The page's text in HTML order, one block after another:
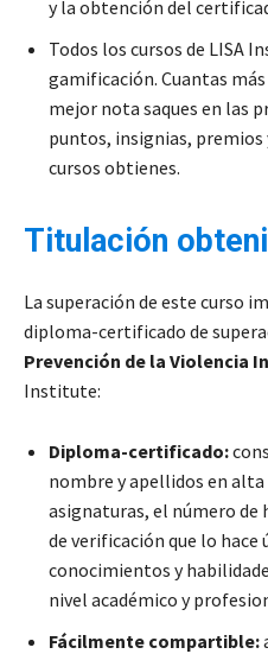
y la obtención del
Todos los cursos de LISA
gamificación. Cuantas más
mejor nota saques en las
puntos, insignias,
cursos obtienes.
Titulación
La superación de este curso
diploma-certificado de
Prevención de la Violencia
Institute:
Diploma-certificado:
nombre y apellidos en
asignaturas, el número de
de verificación que lo
conocimientos y
nivel académico y
Fácilmente compartible: